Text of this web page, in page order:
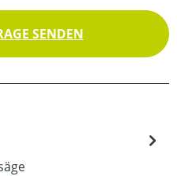
SENDEN